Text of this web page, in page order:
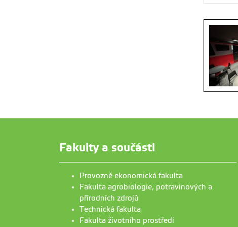
Fakulty a součásti
Provozně ekonomická fakulta
Fakulta agrobiologie, potravinových a
přírodních zdrojů
Technická fakulta
Fakulta životního prostředí